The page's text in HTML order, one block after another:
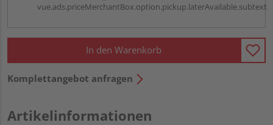
vue.ads.priceMerchantBox.option.pickup.laterAvailable.subtext
In den Warenkorb
Komplettangebot anfragen
Artikelinformationen